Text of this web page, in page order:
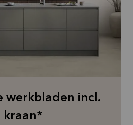
werkbladen incl.
kraan*